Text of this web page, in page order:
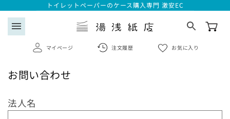
ンツに
進む
トイレットペーパーのケース購入専門 激安EC
menu
マイページ 注文履歴 お気に入り
ログイン
お問い合わせ
お
法人名